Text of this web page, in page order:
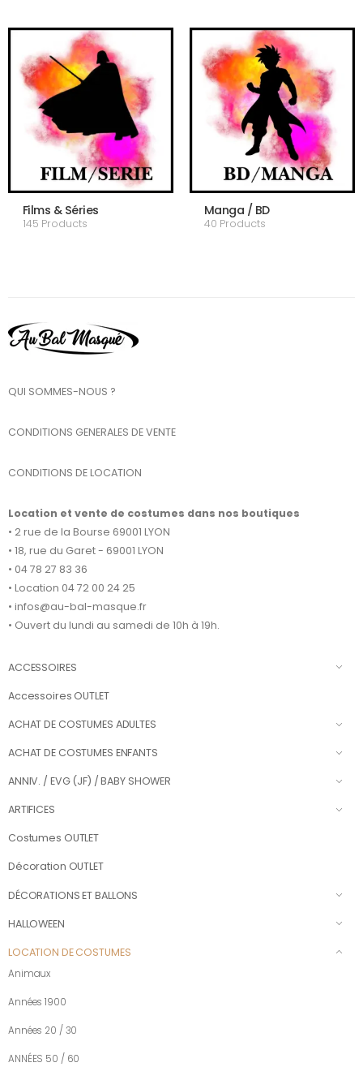
Films & Séries
145 Products
Manga / BD
40 Products
QUI SOMMES-NOUS ?
CONDITIONS GENERALES DE VENTE
CONDITIONS DE LOCATION
Location et vente de costumes dans nos boutiques
• 2 rue de la Bourse 69001 LYON
• 18, rue du Garet - 69001 LYON
• 04 78 27 83 36
• Location 04 72 00 24 25
• infos@au-bal-masque.fr
• Ouvert du lundi au samedi de 10h à 19h.
ACCESSOIRES
Accessoires OUTLET
ACHAT DE COSTUMES ADULTES
ACHAT DE COSTUMES ENFANTS
ANNIV. / EVG (JF) / BABY SHOWER
ARTIFICES
Costumes OUTLET
Décoration OUTLET
DÉCORATIONS ET BALLONS
HALLOWEEN
LOCATION DE COSTUMES
Animaux
Années 1900
Années 20 / 30
ANNÉES 50 / 60